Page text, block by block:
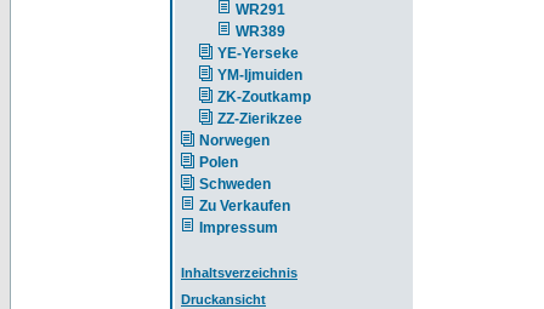
WR291
WR389
YE-Yerseke
YM-Ijmuiden
ZK-Zoutkamp
ZZ-Zierikzee
Norwegen
Polen
Schweden
Zu Verkaufen
Impressum
Inhaltsverzeichnis
Druckansicht